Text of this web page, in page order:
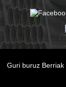
Guri buruz Berriak